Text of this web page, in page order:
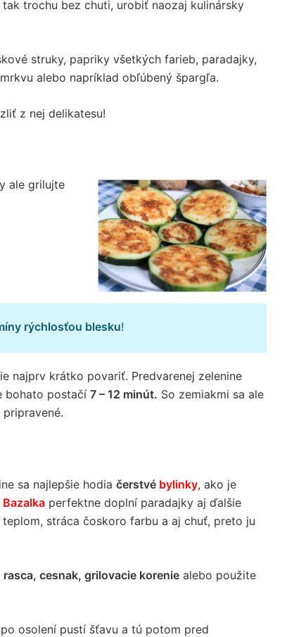
trochu bez chuti, urobiť naozaj kulinársky
struky, papriky všetkých farieb, paradajky,
alebo napríklad obľúbený špargľa.
z nej delikatesu!
ale grilujte
rýchlosťou blesku!
najprv krátko povariť. Predvarenej zelenine
bohato postačí 7 – 12 minút. So zemiakmi sa ale
sa najlepšie hodia čerstvé bylinky, ako je
Bazalka perfektne doplní paradajky aj ďalšie
stráca čoskoro farbu a aj chuť, preto ju
cesnak, grilovacie korenie alebo použite
po osolení pustí šťavu a tú potom pred